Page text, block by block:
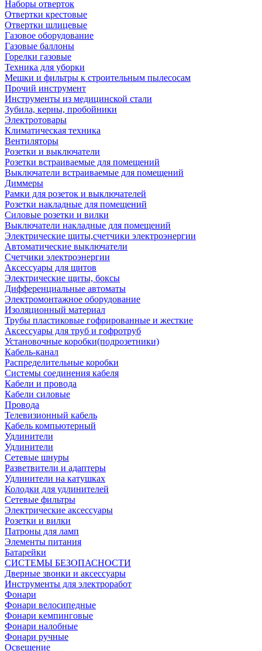
Наборы отверток
Отвертки крестовые
Отвертки шлицевые
Газовое оборудование
Газовые баллоны
Горелки газовые
Техника для уборки
Мешки и фильтры к строительным пылесосам
Прочий инструмент
Инструменты из медицинской стали
Зубила, керны, пробойники
Электротовары
Климатическая техника
Вентиляторы
Розетки и выключатели
Розетки встраиваемые для помещений
Выключатели встраиваемые для помещений
Диммеры
Рамки для розеток и выключателей
Розетки накладные для помещений
Силовые розетки и вилки
Выключатели накладные для помещений
Электрические щиты,счетчики электроэнергии
Автоматические выключатели
Счетчики электроэнергии
Аксессуары для щитов
Электрические щиты, боксы
Дифференциальные автоматы
Электромонтажное оборудование
Изоляционный материал
Трубы пластиковые гофрированные и жесткие
Аксессуары для труб и гофротруб
Установочные коробки(подрозетники)
Кабель-канал
Распределительные коробки
Системы соединения кабеля
Кабели и провода
Кабели силовые
Провода
Телевизионный кабель
Кабель компьютерный
Удлинители
Удлинители
Сетевые шнуры
Разветвители и адаптеры
Удлинители на катушках
Колодки для удлинителей
Сетевые фильтры
Электрические аксессуары
Розетки и вилки
Патроны для ламп
Элементы питания
Батарейки
СИСТЕМЫ БЕЗОПАСНОСТИ
Дверные звонки и аксессуары
Инструменты для электроработ
Фонари
Фонари велосипедные
Фонари кемпинговые
Фонари налобные
Фонари ручные
Освещение